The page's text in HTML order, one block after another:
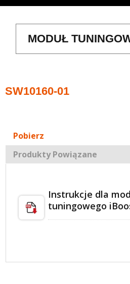
MODUŁ
SW10160-01
Pobierz
Produkty Powiązane
Instrukcje dla
tuningowego